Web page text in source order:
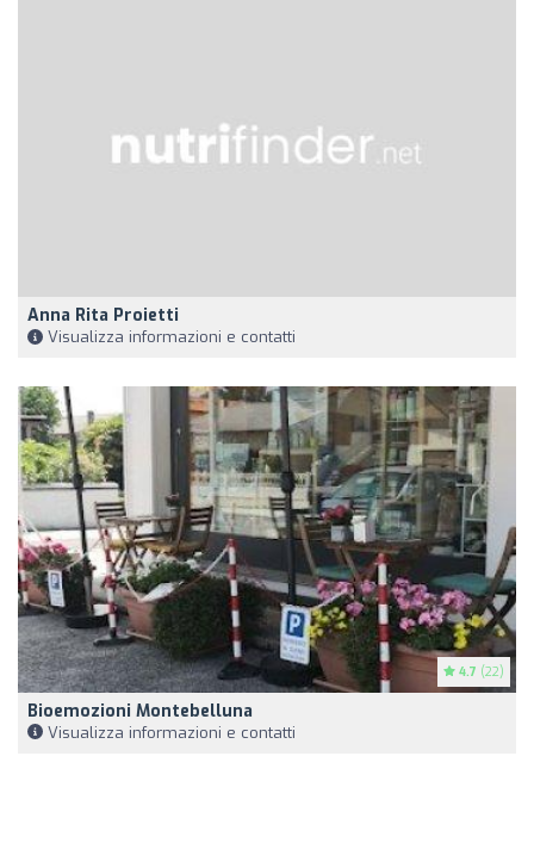
Anna Rita Proietti
Visualizza informazioni e contatti
4.7 (22)
Bioemozioni Montebelluna
Visualizza informazioni e contatti